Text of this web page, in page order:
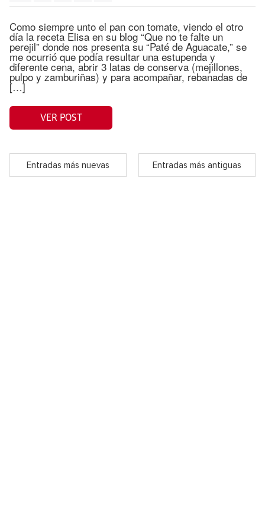
Como siempre unto el pan con tomate, viendo el otro
día la receta Elisa en su blog “Que no te falte un
perejil” donde nos presenta su “Paté de Aguacate,” se
me ocurrió que podía resultar una estupenda y
diferente cena, abrir 3 latas de conserva (mejillones,
pulpo y zamburiñas) y para acompañar, rebanadas de
[…]
VER POST
Entradas más nuevas Entradas más antiguas